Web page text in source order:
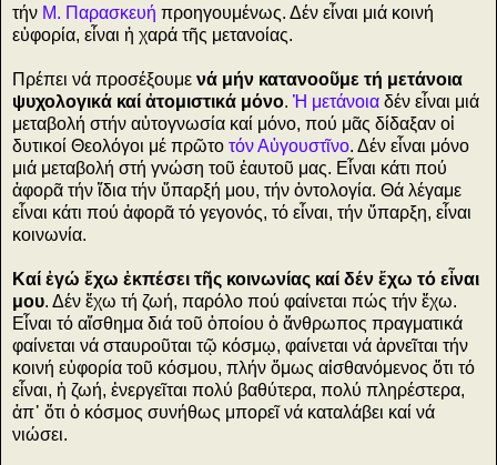
τήν Μ. Παρασκευή προηγουμένως. Δέν εἶναι μιά κοινή
εὐφορία, εἶναι ἡ χαρά τῆς μετανοίας.
Πρέπει νά προσέξουμε νά μήν κατανοοῦμε τή μετάνοια
ψυχολογικά καί ἀτομιστικά μόνο. Ἡ μετάνοια δέν εἶναι μιά
μεταβολή στήν αὐτογνωσία καί μόνο, πού μᾶς δίδαξαν οἱ
δυτικοί Θεολόγοι μέ πρῶτο τόν Αὐγουστῖνο. Δέν εἶναι μόνο
μιά μεταβολή στή γνώση τοῦ ἑαυτοῦ μας. Εἶναι κάτι πού
ἀφορᾶ τήν ἴδια τήν ὕπαρξή μου, τήν ὀντολογία. Θά λέγαμε
εἶναι κάτι πού ἀφορᾶ τό γεγονός, τό εἶναι, τήν ὕπαρξη, εἶναι
κοινωνία.
Καί ἐγώ ἔχω ἐκπέσει τῆς κοινωνίας καί δέν ἔχω τό εἶναι
μου. Δέν ἔχω τή ζωή, παρόλο πού φαίνεται πώς τήν ἔχω.
Εἶναι τό αἴσθημα διά τοῦ ὁποίου ὁ ἄνθρωπος πραγματικά
φαίνεται νά σταυροῦται τῷ κόσμῳ, φαίνεται νά ἀρνεῖται τήν
κοινή εὐφορία τοῦ κόσμου, πλήν ὅμως αἰσθανόμενος ὅτι τό
εἶναι, ἡ ζωή, ἐνεργεῖται πολύ βαθύτερα, πολύ πληρέστερα,
ἀπ᾿ ὅτι ὁ κόσμος συνήθως μπορεῖ νά καταλάβει καί νά
νιώσει.